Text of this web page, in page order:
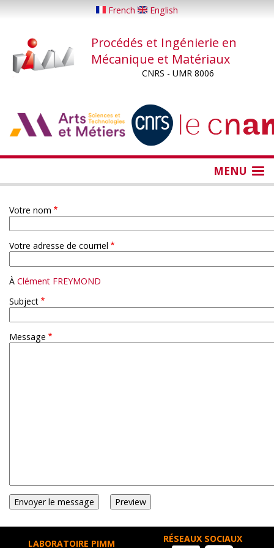
principal
French English
Procédés et Ingénierie en
Mécanique et Matériaux
CNRS - UMR 8006
MENU
Votre nom
Votre adresse de courriel
À Clément FREYMOND
Subject
Message
LABORATOIRE PIMM RÉSEAUX SOCIAUX